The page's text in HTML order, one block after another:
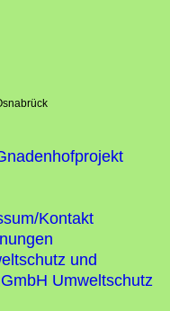
Kontakt
und
Umweltschutz